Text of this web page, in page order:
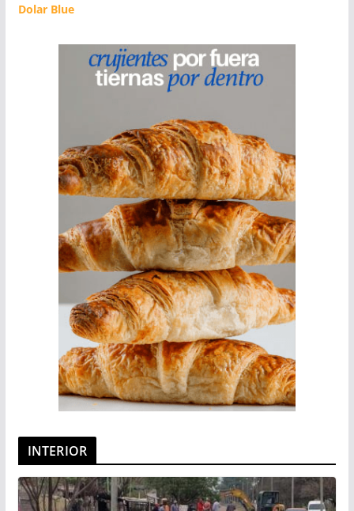
Dolar Blue
INTERIOR